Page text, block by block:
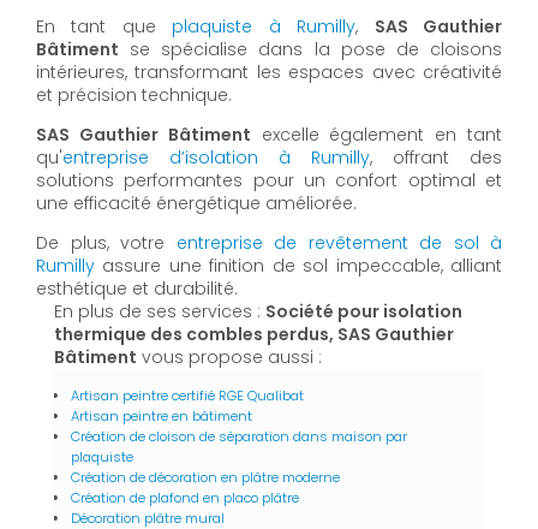
En tant que plaquiste à Rumilly, SAS Gauthier
Bâtiment se spécialise dans la pose de cloisons
intérieures, transformant les espaces avec créativité
et précision technique.
SAS Gauthier Bâtiment excelle également en tant
qu'entreprise d’isolation à Rumilly, offrant des
solutions performantes pour un confort optimal et
une efficacité énergétique améliorée.
De plus, votre entreprise de revêtement de sol à
Rumilly assure une finition de sol impeccable, alliant
esthétique et durabilité.
En plus de ses services : Société pour isolation
thermique des combles perdus, SAS Gauthier
Bâtiment vous propose aussi :
Artisan peintre certifié RGE Qualibat
Artisan peintre en bâtiment
Création de cloison de séparation dans maison par
plaquiste
Création de décoration en plâtre moderne
Création de plafond en placo plâtre
Décoration plâtre mural